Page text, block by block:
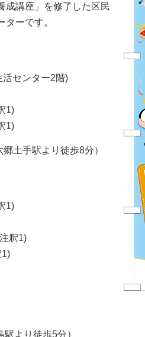
成講座」を修了した区民
ーです。
活センター2階)
1)
1)
土手駅より徒歩8分）
1)
釈1)
より徒歩5分）